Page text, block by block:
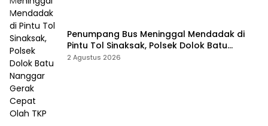
Penumpang Bus Meninggal Mendadak di
Pintu Tol Sinaksak, Polsek Dolok Batu
Nanggar Gerak Cepat Olah TKP
2 Agustus 2026